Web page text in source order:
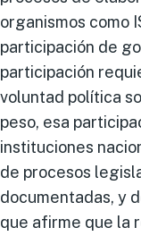
organismos como
participación de
participación
voluntad política
peso, esa
instituciones
de procesos
documentadas, y
que afirme que la